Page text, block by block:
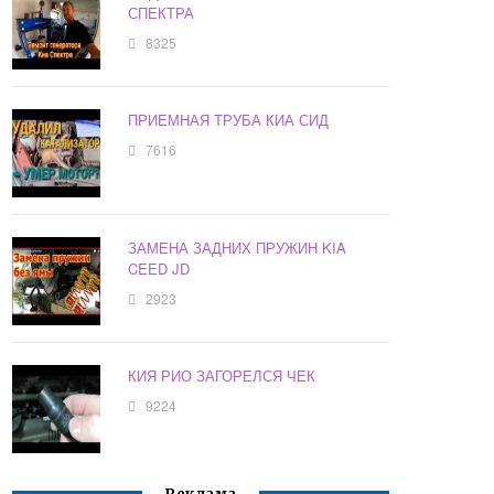
СПЕКТРА
8325
ПРИЕМНАЯ ТРУБА КИА СИД
7616
ЗАМЕНА ЗАДНИХ ПРУЖИН KIA
CEED JD
2923
КИЯ РИО ЗАГОРЕЛСЯ ЧЕК
9224